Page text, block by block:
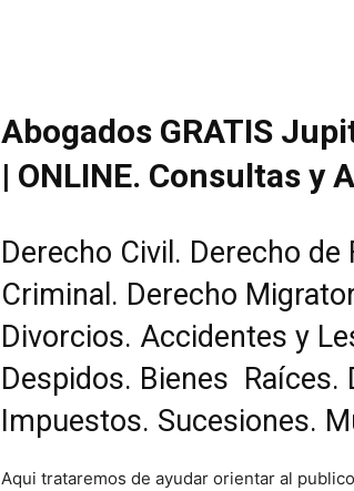
Abogados GRATIS
| ONLINE. Consultas y
Derecho Civil. Derecho
Criminal. Derecho
Divorcios. Accidentes y
Despidos. Bienes Raíces.
Impuestos. Sucesiones.
Aqui trataremos de ayudar orientar al publico